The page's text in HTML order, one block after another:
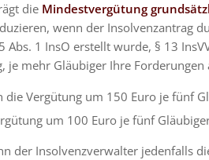
die Mindestvergütung
wenn der Insolvenzantrag
Abs. 1 InsO erstellt wurde, § 13
je mehr Gläubiger Ihre Forderungen
Vergütung um 150 Euro je fünf
um 100 Euro je fünf
der Insolvenzverwalter jedenfalls